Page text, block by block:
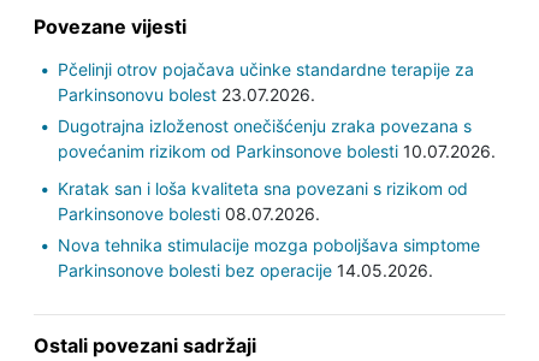
Povezane vijesti
Pčelinji otrov pojačava učinke standardne terapije za
Parkinsonovu bolest23.07.2026.
Dugotrajna izloženost onečišćenju zraka povezana s
povećanim rizikom od Parkinsonove bolesti10.07.2026.
Kratak san i loša kvaliteta sna povezani s rizikom od
Parkinsonove bolesti08.07.2026.
Nova tehnika stimulacije mozga poboljšava simptome
Parkinsonove bolesti bez operacije14.05.2026.
Ostali povezani sadržaji